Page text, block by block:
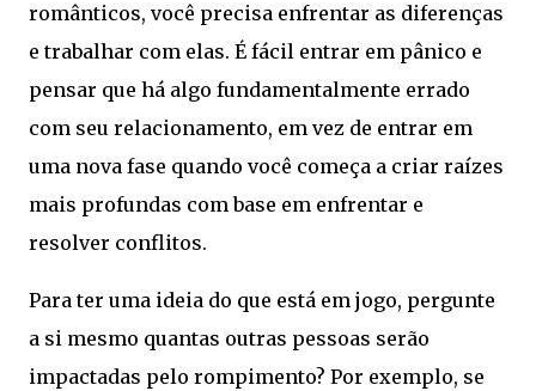
românticos, você precisa enfrentar as diferenças
e trabalhar com elas. É fácil entrar em pânico e
pensar que há algo fundamentalmente errado
com seu relacionamento, em vez de entrar em
uma nova fase quando você começa a criar raízes
mais profundas com base em enfrentar e
resolver conflitos.
Para ter uma ideia do que está em jogo, pergunte
a si mesmo quantas outras pessoas serão
impactadas pelo rompimento? Por exemplo, se